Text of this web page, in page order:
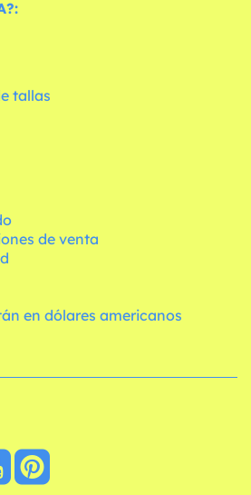
tallas
de venta
en dólares americanos